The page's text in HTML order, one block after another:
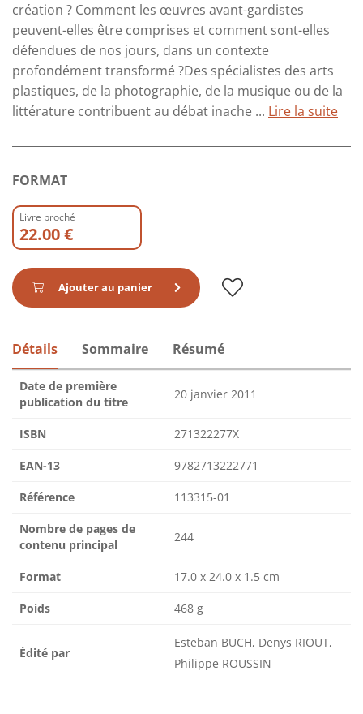
création ? Comment les œuvres avant-gardistes
peuvent-elles être comprises et comment sont-elles
défendues de nos jours, dans un contexte
profondément transformé ?Des spécialistes des arts
plastiques, de la photographie, de la musique ou de la
littérature contribuent au débat inache ... Lire la suite
FORMAT
Livre broché
22.00 €
Ajouter au panier
Détails Sommaire Résumé
Date de première
publication du titre
20 janvier 2011
ISBN 271322277X
EAN-13 9782713222771
Référence 113315-01
Nombre de pages de
contenu principal
244
Format 17.0 x 24.0 x 1.5 cm
Poids 468 g
Édité par
Esteban BUCH, Denys RIOUT,
Philippe ROUSSIN